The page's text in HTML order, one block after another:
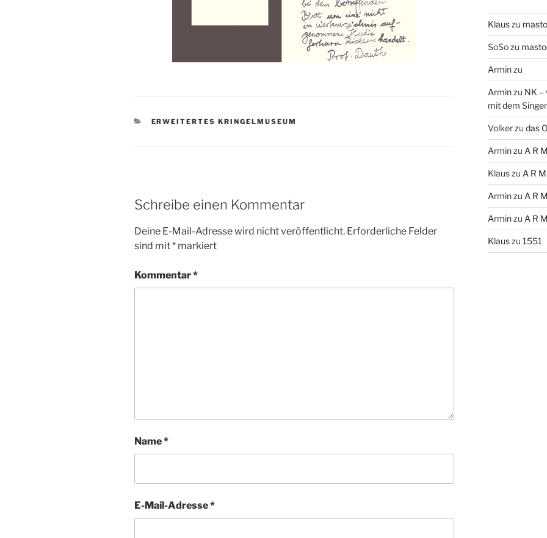
KATEGORIEN
ERWEITERTES KRINGELMUSEUM
Schreibe einen Kommentar
Deine E-Mail-Adresse wird nicht veröffentlicht. Erforderliche Felder
sind mit* markiert
Kommentar*
Name*
E-Mail-Adresse*
Klauszu
SoSozu
Arminzu
Arminzu NK –
mit dem
Volkerzu das
Arminzu A R
Klauszu A R
Arminzu A R
Arminzu A R
Klauszu 1551